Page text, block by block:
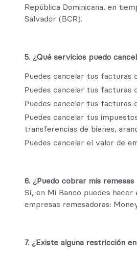
República Dominicana, en
Salvador (BCR).
5. ¿Qué servicios puedo
Puedes cancelar tus facturas
Puedes cancelar tus facturas
Puedes cancelar tus facturas
Puedes cancelar tus
transferencias de bienes,
Puedes cancelar el valor de
6. ¿Puedo cobrar mis
Sí, en Mi Banco puedes
empresas remesadoras:
7. ¿Existe alguna restricción